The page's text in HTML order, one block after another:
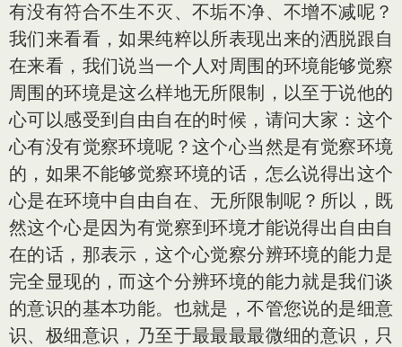
有没有符合不生不灭、不垢不净、不增不减呢？
我们来看看，如果纯粹以所表现出来的洒脱跟自
在来看，我们说当一个人对周围的环境能够觉察
周围的环境是这么样地无所限制，以至于说他的
心可以感受到自由自在的时候，请问大家：这个
心有没有觉察环境呢？这个心当然是有觉察环境
的，如果不能够觉察环境的话，怎么说得出这个
心是在环境中自由自在、无所限制呢？所以，既
然这个心是因为有觉察到环境才能说得出自由自
在的话，那表示，这个心觉察分辨环境的能力是
完全显现的，而这个分辨环境的能力就是我们谈
的意识的基本功能。也就是，不管您说的是细意
识、极细意识，乃至于最最最最微细的意识，只